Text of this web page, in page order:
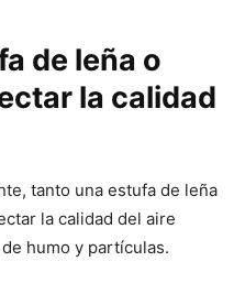
de leña o
la calidad
tanto una estufa de leña
la calidad del aire
humo y partículas.